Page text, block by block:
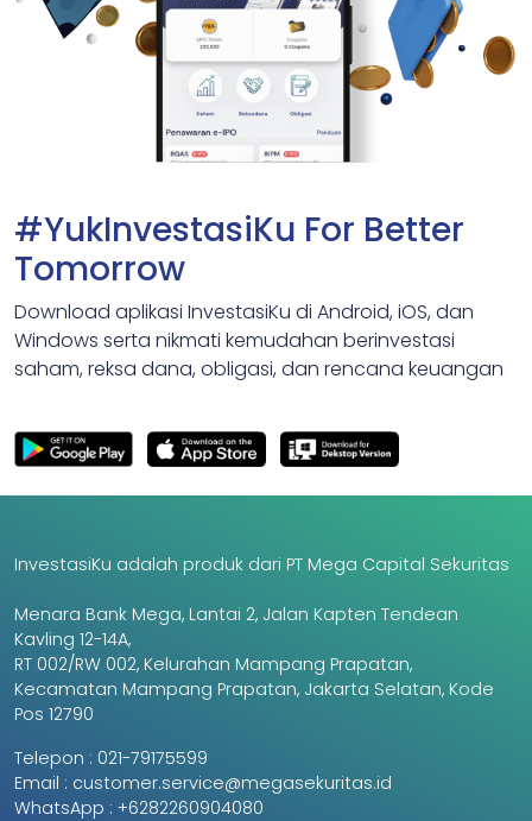
#YukInvestasiKu For Better
Tomorrow
Download aplikasi InvestasiKu di Android, iOS, dan
Windows serta nikmati kemudahan berinvestasi
saham, reksa dana, obligasi, dan rencana keuangan
InvestasiKu adalah produk dari PT Mega Capital Sekuritas
Menara Bank Mega, Lantai 2, Jalan Kapten Tendean
Kavling 12-14A,
RT 002/RW 002, Kelurahan Mampang Prapatan,
Kecamatan Mampang Prapatan, Jakarta Selatan, Kode
Pos 12790
Telepon : 021-79175599
Email : customer.service@megasekuritas.id
WhatsApp : +6282260904080